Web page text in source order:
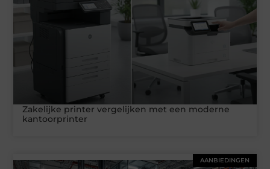
Zakelijke printer vergelijken met een moderne
kantoorprinter
AANBIEDINGEN